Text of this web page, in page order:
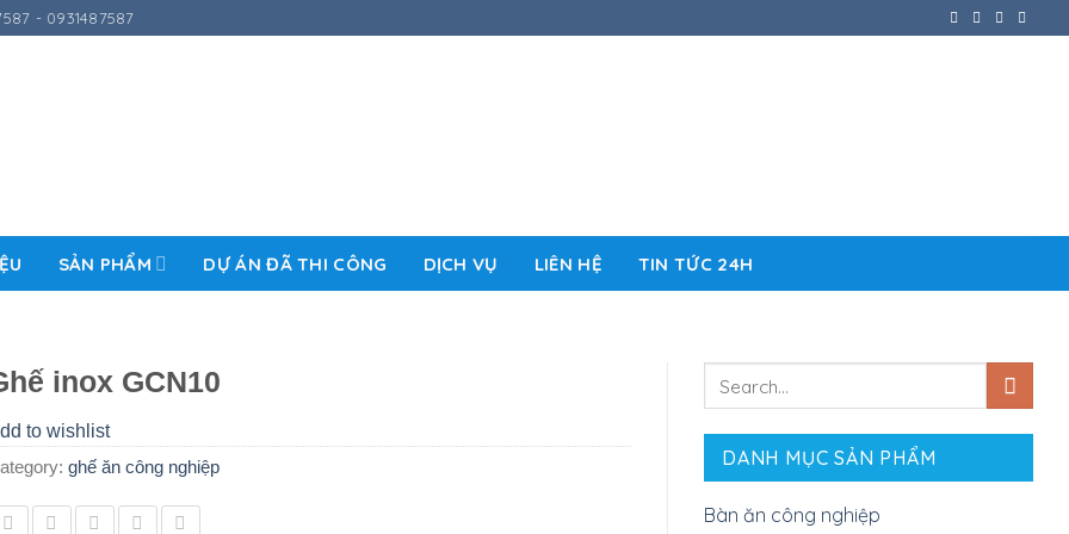
- 0931487587
SẢN PHẨM DỰ ÁN ĐÃ THI CÔNG DỊCH VỤ LIÊN HỆ TIN TỨC 24H
DANH MỤC SẢN PHẨM
Bàn ăn công nghiệp
inox GCN10
to wishlist
ghế ăn công nghiệp